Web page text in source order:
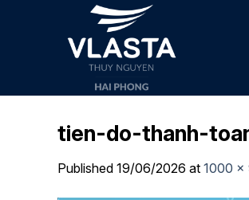
tien-do-thanh-
Published 19/06/2026 at 1000 ×